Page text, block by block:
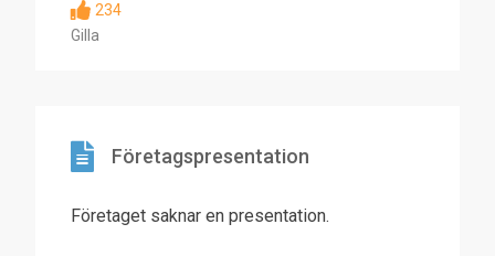
234
Gilla
Företagspresentation
Företaget saknar en presentation.